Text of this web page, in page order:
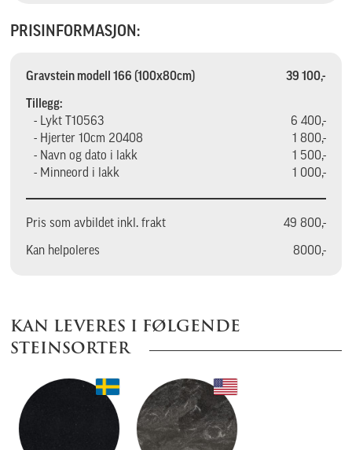
PRISINFORMASJON:
Gravstein modell 166 (100x80cm) 39 100,-
Tillegg:
- Lykt T10563
6 400,-
- Hjerter 10cm 20408
1 800,-
- Navn og dato i lakk
1 500,-
- Minneord i lakk
1 000,-
Pris som avbildet inkl. frakt 49 800,-
Kan helpoleres 8000,-
KAN LEVERES I FØLGENDE
STEINSORTER